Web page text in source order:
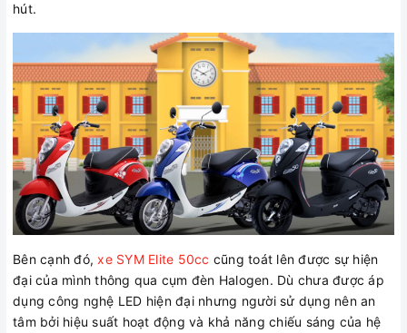
hút.
Bên cạnh đó,xe SYM Elite 50cc cũng toát lên được sự hiện
đại của mình thông qua cụm đèn Halogen. Dù chưa được áp
dụng công nghệ LED hiện đại nhưng người sử dụng nên an
tâm bởi hiệu suất hoạt động và khả năng chiếu sáng của hệ